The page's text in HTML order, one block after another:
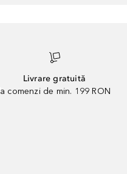
Livrare gratuită
la comenzi de min. 199 RON